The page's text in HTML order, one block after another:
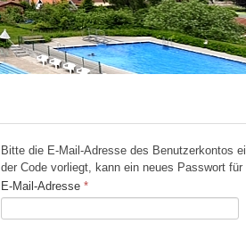
Bitte die E-Mail-Adresse des Benutzerkontos
der Code vorliegt, kann ein neues Passwort
E-Mail-Adresse*